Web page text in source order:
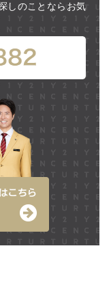
しのことならお気